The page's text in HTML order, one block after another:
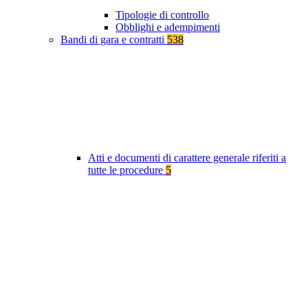
Tipologie di controllo
Obblighi e adempimenti
Bandi di gara e contratti 538
Atti e documenti di carattere generale riferiti a
tutte le procedure 5